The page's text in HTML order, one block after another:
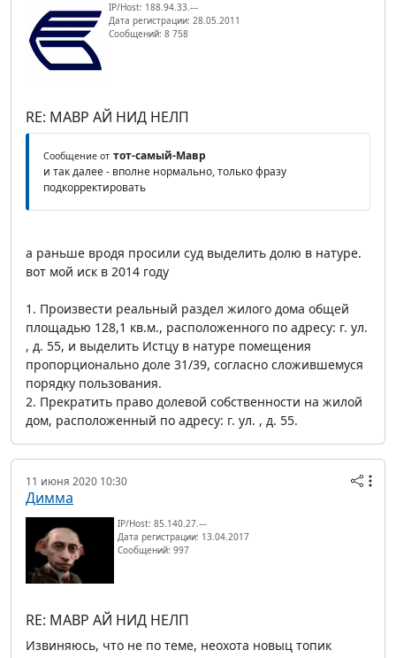
IP/Host: 188.94.33.---
Дата регистрации: 28.05.2011
Сообщений: 8 758
RE: МАВР АЙ НИД НЕЛП
Сообщение от тот-самый-Мавр
и так далее - вполне нормально, только фразу
подкорректировать
а раньше вродя просили суд выделить долю в натуре.
вот мой иск в 2014 году
1. Произвести реальный раздел жилого дома общей
площадью 128,1 кв.м., расположенного по адресу: г. ул.
, д. 55, и выделить Истцу в натуре помещения
пропорционально доле 31/39, согласно сложившемуся
порядку пользования.
2. Прекратить право долевой собственности на жилой
дом, расположенный по адресу: г. ул. , д. 55.
11 июня 2020 10:30
Димма
IP/Host: 85.140.27.---
Дата регистрации: 13.04.2017
Сообщений: 997
RE: МАВР АЙ НИД НЕЛП
Извиняюсь, что не по теме, неохота новыц топик